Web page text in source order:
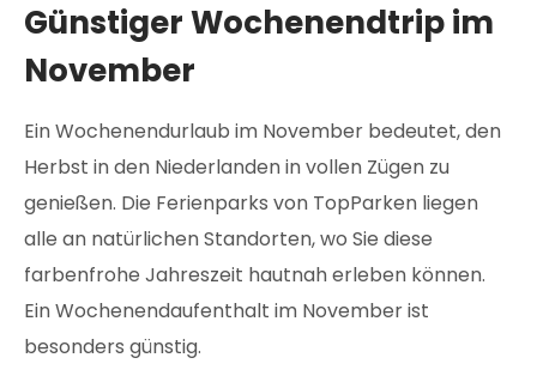
Günstiger Wochenendtrip im
November
Ein Wochenendurlaub im November bedeutet, den
Herbst in den Niederlanden in vollen Zügen zu
genießen. Die Ferienparks von TopParken liegen
alle an natürlichen Standorten, wo Sie diese
farbenfrohe Jahreszeit hautnah erleben können.
Ein Wochenendaufenthalt im November ist
besonders günstig.